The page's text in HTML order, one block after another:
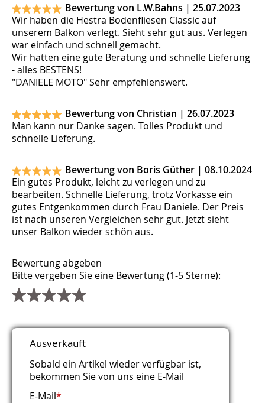
Bewertung von L.W.Bahns | 25.07.2023
Wir haben die Hestra Bodenfliesen Classic auf
unserem Balkon verlegt. Sieht sehr gut aus. Verlegen
war einfach und schnell gemacht.
Wir hatten eine gute Beratung und schnelle Lieferung
- alles BESTENS!
"DANIELE MOTO" Sehr empfehlenswert.
Bewertung von Christian | 26.07.2023
Man kann nur Danke sagen. Tolles Produkt und
schnelle Lieferung.
Bewertung von Boris Güther | 08.10.2024
Ein gutes Produkt, leicht zu verlegen und zu
bearbeiten. Schnelle Lieferung, trotz Vorkasse ein
gutes Entgenkommen durch Frau Daniele. Der Preis
ist nach unseren Vergleichen sehr gut. Jetzt sieht
unser Balkon wieder schön aus.
Bewertung abgeben
Bitte vergeben Sie eine Bewertung (1-5 Sterne):
Ausverkauft
Sobald ein Artikel wieder verfügbar ist,
bekommen Sie von uns eine E-Mail
E-Mail*